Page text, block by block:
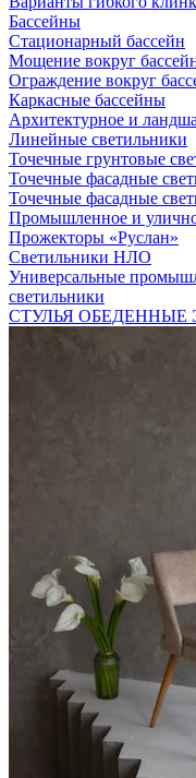
Бассейны
Стационарный бассейн
Мощение вокруг
Ограждение вокруг
Каркасные бассейны
Архитектурное и
Линейные светильники
Точечные грунтовые
Точечные фасадные
Точечные фасадные
Промышленное и
Прожекторы «Руслан»
Светильники НЛО
Универсальные
светильники
СТУЛЬЯ ОБЕДЕННЫЕ